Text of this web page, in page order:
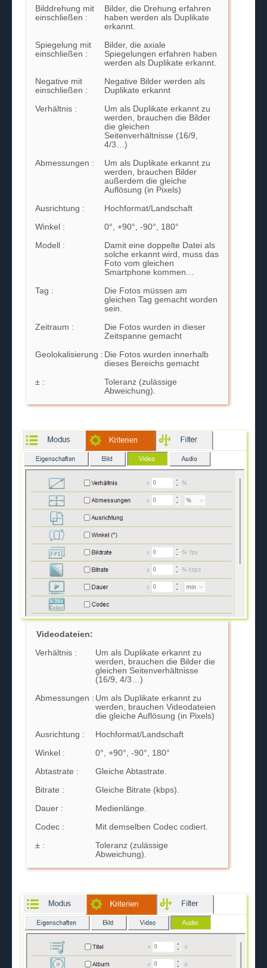
Bilddrehung mit
einschließen :
Bilder, die Drehung erfahren
haben werden als Duplikate
erkannt.
Spiegelung mit
einschließen :
Bilder, die axiale
Spiegelungen erfahren haben
werden als Duplikate erkannt.
Negative mit
einschließen :
Negative Bilder werden als
Duplikate erkannt
Verhältnis :
Um als Duplikate erkannt zu
werden, brauchen die Bilder
die gleichen
Seitenverhältnisse (16/9,
4/3…)
Abmessungen :
Um als Duplikate erkannt zu
werden, brauchen Bilder
außerdem die gleiche
Auflösung (in Pixels)
Ausrichtung : Hochformat/Landschaft
Winkel : 0°, +90°, -90°, 180°
Modell :
Damit eine doppelte Datei als
solche erkannt wird, muss das
Foto vom gleichen
Smartphone kommen…
Tag :
Die Fotos müssen am
gleichen Tag gemacht worden
sein.
Zeitraum :
Die Fotos wurden in dieser
Zeitspanne gemacht
Geolokalisierung : Die Fotos wurden innerhalb
dieses Bereichs gemacht
± :
Toleranz (zulässige
Abweichung).
Videodateien:
Verhältnis :
Um als Duplikate erkannt zu
werden, brauchen die Bilder die
gleichen Seitenverhältnisse
(16/9, 4/3…)
Abmessungen : Um als Duplikate erkannt zu
werden, brauchen Videodateien
die gleiche Auflösung (in Pixels)
Ausrichtung : Hochformat/Landschaft
Winkel : 0°, +90°, -90°, 180°
Abtastrate : Gleiche Abtastrate.
Bitrate : Gleiche Bitrate (kbps).
Dauer : Medienlänge.
Codec : Mit demselben Codec codiert.
± :
Toleranz (zulässige
Abweichung).